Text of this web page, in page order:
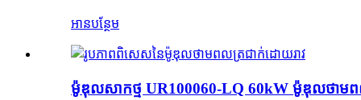
អានបន្ថែម
ម៉ូឌុលសាកថ្ម UR100060-LQ 60kW ម៉ូឌុលថាមពល